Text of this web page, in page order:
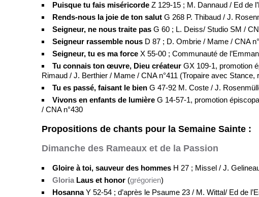
Puisque tu fais miséricorde Z 129-15 ; M. Dannaud / Ed de
Rends-nous la joie de ton salut G 268 P. Thibaud / J.
Seigneur, ne nous traite pas G 60 ; L. Deiss/ Studio SM /
Seigneur rassemble nous D 87 ; D. Ombrie / Mame / CNA
Seigneur, tu es ma force X 55-00 ; Communauté de
Tu connais ton œuvre, Dieu créateur GX 109-1, promotion
Rimaud / J. Berthier / Mame / CNA n°411 (Tropaire avec Stance,
Tu es passé, faisant le bien G 47-92 M. Coste / J.
Vivons en enfants de lumière G 14-57-1, promotion
/ CNA n°430
Propositions de chants pour la Semaine Sainte :
Dimanche des Rameaux et de la Passion
Gloire à toi, sauveur des hommes H 27 ; Missel / J.
Gloria Laus et honor (grégorien)
HosannaY 52-54 ; d’après le Psaume 23 / M. Wittal/ Ed de